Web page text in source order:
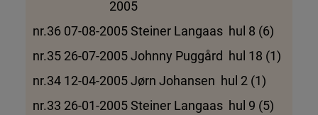
2005
nr.36 07-08-2005 Steiner Langaas hul 8 (6)
nr.35 26-07-2005 Johnny Puggård hul 18 (1)
nr.34 12-04-2005 Jørn Johansen hul 2 (1)
nr.33 26-01-2005 Steiner Langaas hul 9 (5)